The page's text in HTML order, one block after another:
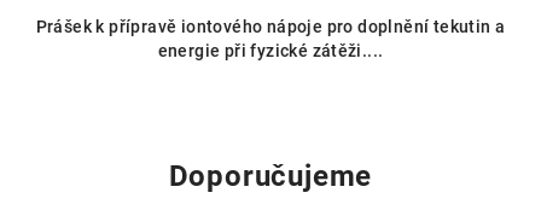
Prášek k přípravě iontového nápoje pro doplnění tekutin a
energie při fyzické zátěži....
Doporučujeme